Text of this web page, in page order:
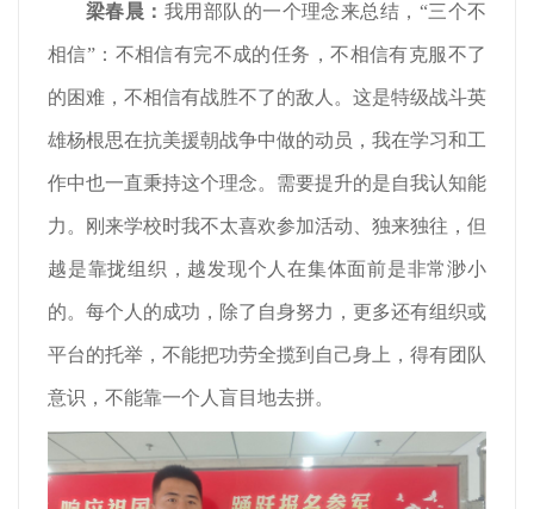
梁春晨 ： 我用部队的一个理念来总结，“三个不
相信”：不相信有完不成的任务，不相信有克服不了
的困难，不相信有战胜不了的敌人。这是特级战斗英
雄杨根思在抗美援朝战争中做的动员，我在学习和工
作中也一直秉持这个理念。需要提升的是自我认知能
力。刚来学校时我不太喜欢参加活动、独来独往，但
越是靠拢组织，越发现个人在集体面前是非常渺小
的。每个人的成功，除了自身努力，更多还有组织或
平台的托举，不能把功劳全揽到自己身上，得有团队
意识，不能靠一个人盲目地去拼。